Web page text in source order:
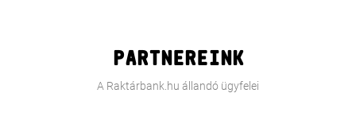
PARTNEREINK
A Raktárbank.hu állandó ügyfelei